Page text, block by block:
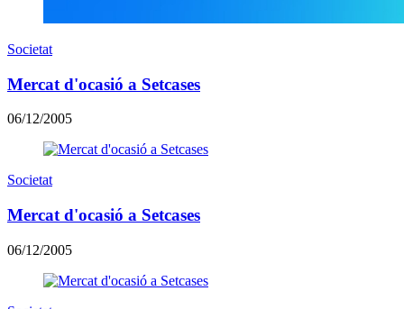
Societat
Mercat d'ocasió a Setcases
06/12/2005
Societat
Mercat d'ocasió a Setcases
06/12/2005